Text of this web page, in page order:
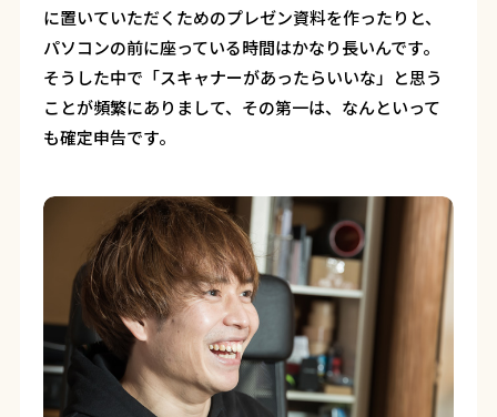
に置いていただくためのプレゼン資料を作ったりと、
パソコンの前に座っている時間はかなり長いんです。
そうした中で「スキャナーがあったらいいな」と思う
ことが頻繁にありまして、その第一は、なんといって
も確定申告です。